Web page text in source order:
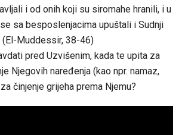
i od onih koji su siromahe hranili, i u
sa besposlenjacima upuštali i Sudnji
Muddessir, 38-46)
pred Uzvišenim, kada te upita za
Njegovih naređenja (kao npr. namaz,
činjenje grijeha prema Njemu?